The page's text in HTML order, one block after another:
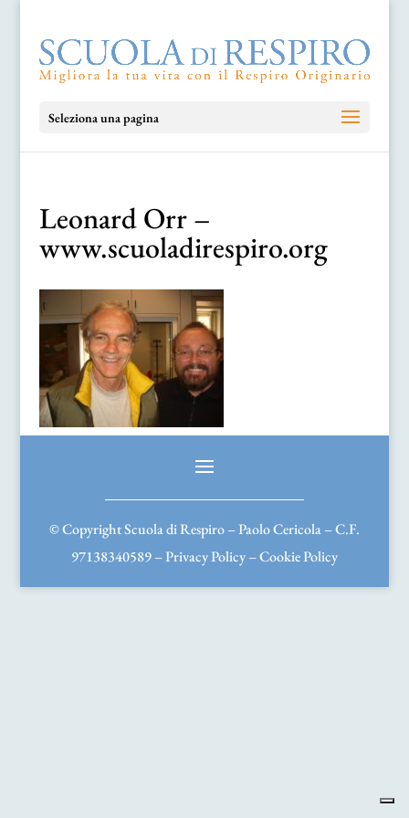
Seleziona una pagina
Leonard Orr –
www.scuoladirespiro.org
© Copyright Scuola di Respiro – Paolo Cericola – C.F.
97138340589 –Privacy Policy–Cookie Policy